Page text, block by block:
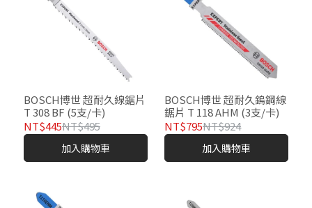
BOSCH博世 超耐久線鋸片
T 308 BF (5支/卡)
NT$445NT$495
加入購物車
BOSCH博世 超耐久鎢鋼線
鋸片 T 118 AHM (3支/卡)
NT$795NT$924
加入購物車